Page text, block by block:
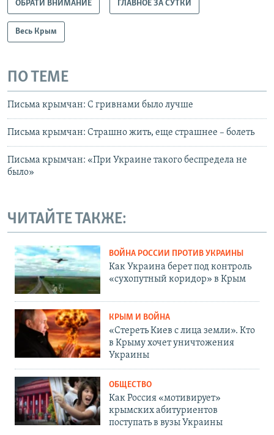
ОБРАТИ ВНИМАНИЕ ГЛАВНОЕ ЗА СУТКИ
Весь Крым
ПО ТЕМЕ
Письма крымчан: С гривнами было лучше
Письма крымчан: Страшно жить, еще страшнее – болеть
Письма крымчан: «При Украине такого беспредела не
было»
ЧИТАЙТЕ ТАКЖЕ:
ВОЙНА РОССИИ ПРОТИВ УКРАИНЫ
Как Украина берет под контроль
«сухопутный коридор» в Крым
КРЫМ И ВОЙНА
«Стереть Киев с лица земли». Кто
в Крыму хочет уничтожения
Украины
ОБЩЕСТВО
Как Россия «мотивирует»
крымских абитуриентов
поступать в вузы Украины